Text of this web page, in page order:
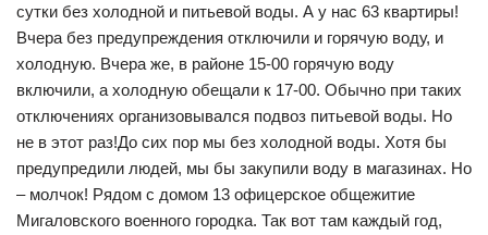
сутки без холодной и питьевой воды. А у нас 63 квартиры!
Вчера без предупреждения отключили и горячую воду, и
холодную. Вчера же, в районе 15-00 горячую воду
включили, а холодную обещали к 17-00. Обычно при таких
отключениях организовывался подвоз питьевой воды. Но
не в этот раз!До сих пор мы без холодной воды. Хотя бы
предупредили людей, мы бы закупили воду в магазинах. Но
– молчок! Рядом с домом 13 офицерское общежитие
Мигаловского военного городка. Так вот там каждый год,